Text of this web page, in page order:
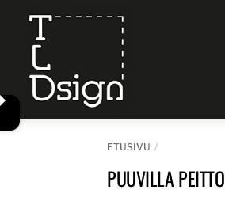
content
ETUSIVU
PUUVILLA PEITTO